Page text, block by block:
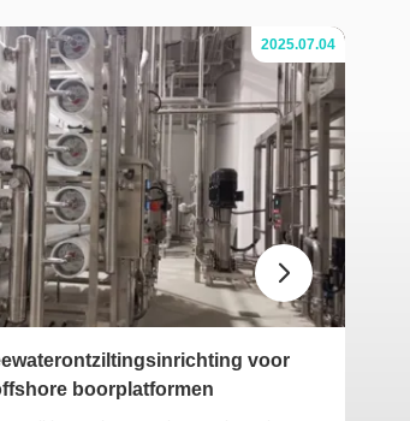
2025.07.04
voor
boorplatformen